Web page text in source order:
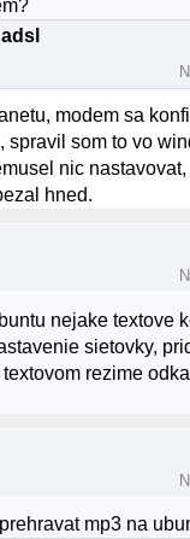
modem sa
spravil som to vo
nic
hned.
nejake textove
sietovky,
rezime
mp3 na